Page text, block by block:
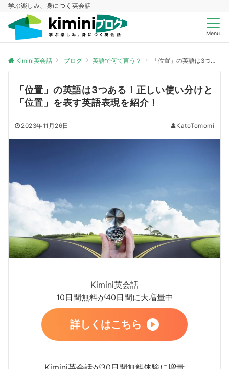
学ぶ楽しみ、身につく英会話
Menu
Kimini英会話 ブログ 英語で何て言う？ 「位置」の英語は3つある！正しい使い分けと「位置」を表す英語表現を紹介！
「位置」の英語は3つある！正しい使い分けと
「位置」を表す英語表現を紹介！
2023年11月26日 KatoTomomi
Kimini英会話
10日間無料が40日間に大増量中
詳しくはこちら